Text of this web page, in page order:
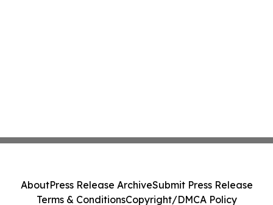
AboutPress Release ArchiveSubmit Press Release
Terms & ConditionsCopyright/DMCA Policy